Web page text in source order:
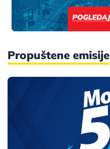
Propuštene emisije